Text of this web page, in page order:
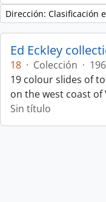
Dirección: Clasificación
Ed Eckley
18 · Colección ·
19 colour slides of
on the west coast of
Sin título